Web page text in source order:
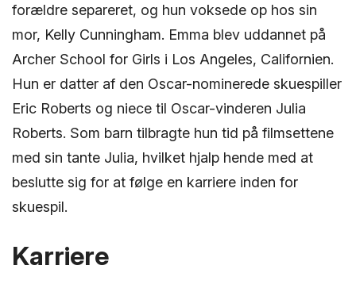
forældre separeret, og hun voksede op hos sin
mor, Kelly Cunningham. Emma blev uddannet på
Archer School for Girls i Los Angeles, Californien.
Hun er datter af den Oscar-nominerede skuespiller
Eric Roberts og niece til Oscar-vinderen Julia
Roberts. Som barn tilbragte hun tid på filmsettene
med sin tante Julia, hvilket hjalp hende med at
beslutte sig for at følge en karriere inden for
skuespil.
Karriere